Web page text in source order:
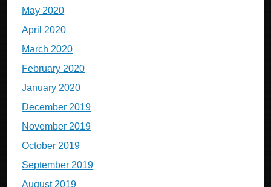
May 2020
April 2020
March 2020
February 2020
January 2020
December 2019
November 2019
October 2019
September 2019
August 2019